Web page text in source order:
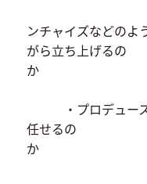
・
ンチャイズなどのよ
がら立ち上げるの
・プロデュース
任せるの